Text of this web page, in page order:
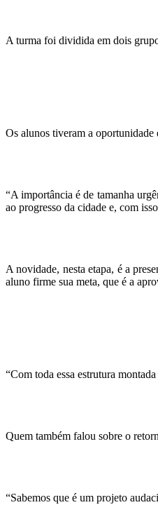
A turma foi dividida em dois
Os alunos tiveram a oportunidade
“A importância é de tamanha
ao progresso da cidade e, com
A novidade, nesta etapa, é a
aluno firme sua meta, que é a
“Com toda essa estrutura
Quem também falou sobre o
“Sabemos que é um projeto